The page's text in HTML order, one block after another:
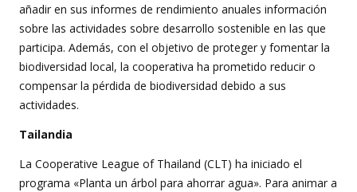
añadir en sus informes de rendimiento anuales información
sobre las actividades sobre desarrollo sostenible en las que
participa. Además, con el objetivo de proteger y fomentar la
biodiversidad local, la cooperativa ha prometido reducir o
compensar la pérdida de biodiversidad debido a sus
actividades.
Tailandia
La Cooperative League of Thailand (CLT) ha iniciado el
programa «Planta un árbol para ahorrar agua». Para animar a